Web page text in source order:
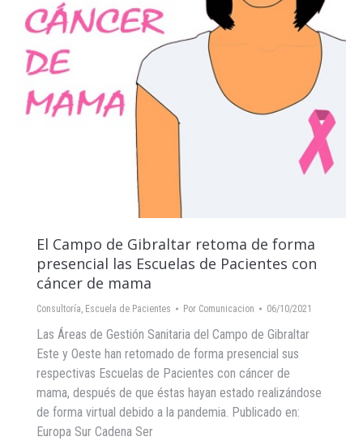
El Campo de Gibraltar retoma de forma
presencial las Escuelas de Pacientes con
cáncer de mama
Consultoría, Escuela de Pacientes Por Comunicacion 06/10/2021
Las Áreas de Gestión Sanitaria del Campo de Gibraltar
Este y Oeste han retomado de forma presencial sus
respectivas Escuelas de Pacientes con cáncer de
mama, después de que éstas hayan estado realizándose
de forma virtual debido a la pandemia. Publicado en:
Europa Sur Cadena Ser